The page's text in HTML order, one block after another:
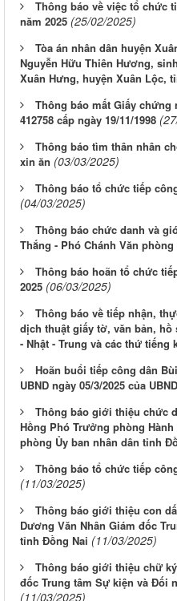
Thông báo về việc tổ chức
năm 2025 (25/02/2025)
Tòa án nhân dân huyện
Nguyễn Hữu Thiên Hương,
Xuân Hưng, huyện Xuân Lộc,
Thông báo mất Giấy
412758 cấp ngày 19/11/1998
Thông báo tìm thân nhân
xin ăn (03/03/2025)
Thông báo tổ chức tiếp
(04/03/2025)
Thông báo chức danh và
Thắng - Phó Chánh Văn phòng
Thông báo hoãn tổ chức
2025 (06/03/2025)
Thông báo về tiếp nhận,
dịch thuật giấy tờ, văn bản,
- Nhật - Trung và các thứ tiếng
Hoãn buổi tiếp công dân
UBND ngày 05/3/2025 của
Thông báo giới thiệu chức
Hồng Phó Trưởng phòng
phòng Ủy ban nhân dân tỉnh
Thông báo tổ chức tiếp
(11/03/2025)
Thông báo giới thiệu con
Dương Văn Nhân Giám đốc
tỉnh Đồng Nai (11/03/2025)
Thông báo giới thiệu chữ
đốc Trung tâm Sự kiện và Đối
(11/03/2025)